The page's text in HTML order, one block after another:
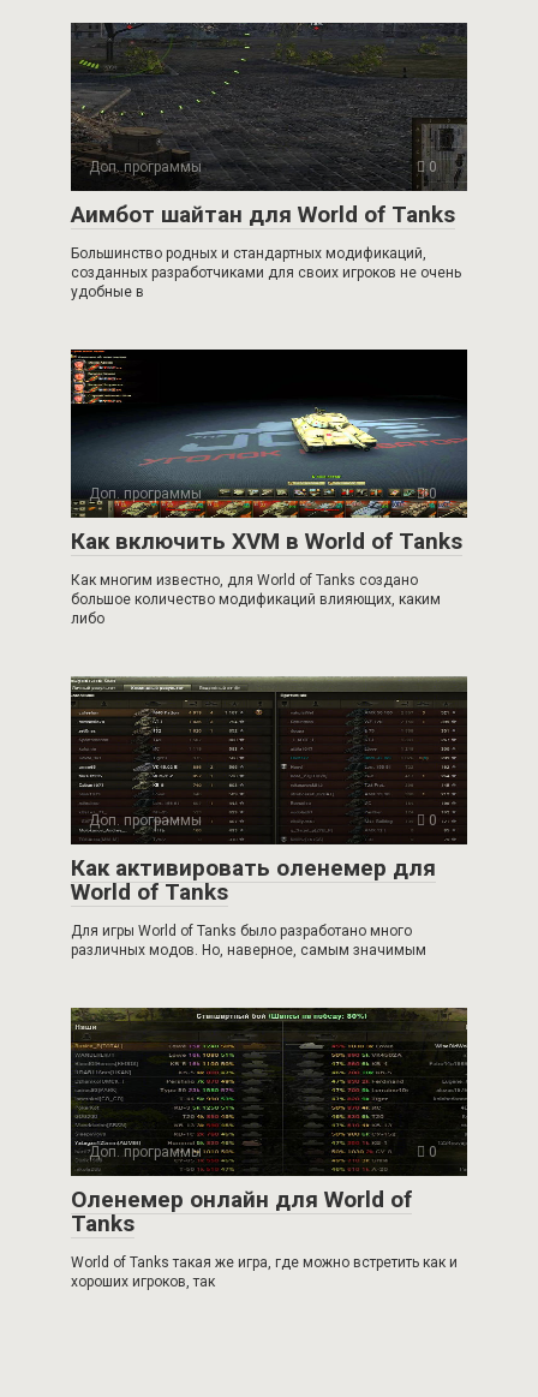
Доп. программы 0
Аимбот шайтан для World of Tanks
Большинство родных и стандартных модификаций,
созданных разработчиками для своих игроков не очень
удобные в
Доп. программы 0
Как включить XVM в World of Tanks
Как многим известно, для World of Tanks создано
большое количество модификаций влияющих, каким
либо
Доп. программы 0
Как активировать оленемер для
World of Tanks
Для игры World of Tanks было разработано много
различных модов. Но, наверное, самым значимым
Доп. программы 0
Оленемер онлайн для World of
Tanks
World of Tanks такая же игра, где можно встретить как и
хороших игроков, так